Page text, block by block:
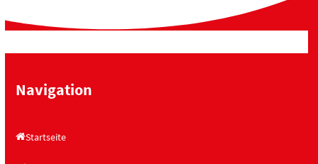
Navigation
Startseite